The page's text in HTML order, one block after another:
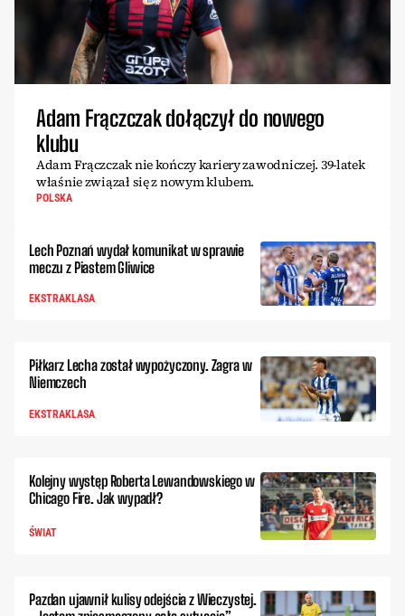
Adam Frączczak dołączył do nowego
klubu
Adam Frączczak nie kończy kariery zawodniczej. 39-latek
właśnie związał się z nowym klubem.
POLSKA
Lech Poznań wydał komunikat w sprawie
meczu z Piastem Gliwice
EKSTRAKLASA
Piłkarz Lecha został wypożyczony. Zagra w
Niemczech
EKSTRAKLASA
Kolejny występ Roberta Lewandowskiego w
Chicago Fire. Jak wypadł?
ŚWIAT
Pazdan ujawnił kulisy odejścia z Wieczystej.